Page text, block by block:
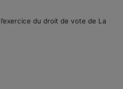
du droit de vote de La